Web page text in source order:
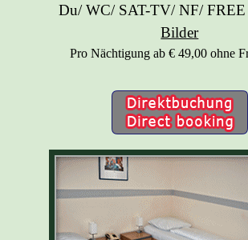
Du/ WC/ SAT-TV/ NF/
Bilder
Pro Nächtigung ab € 49,00 ohne